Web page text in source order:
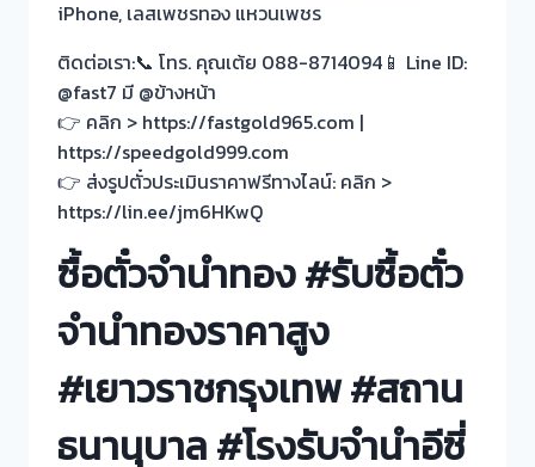
iPhone, เลสเพชรทอง แหวนเพชร
ติดต่อเรา:📞 โทร. คุณเต้ย 088-8714094📱 Line ID:
@fast7 มี @ข้างหน้า
👉 คลิก > https://fastgold965.com |
https://speedgold999.com
👉 ส่งรูปตั๋วประเมินราคาฟรีทางไลน์: คลิก >
https://lin.ee/jm6HKwQ
ซื้อตั๋วจำนำทอง #รับซื้อตั๋ว
จำนำทองราคาสูง
#เยาวราชกรุงเทพ #สถาน
ธนานุบาล #โรงรับจำนำอีซี่